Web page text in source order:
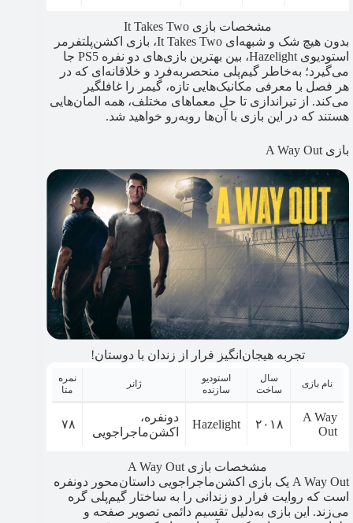
مشخصات بازی It Takes Two
بدون هیچ شک و شبهه‌ای It Takes Two، بازی اکشن‌پلتفرمر
استودیوی Hazelight، بین بهترین بازی‌های دو نفره PS5 جا
می‌گیرد؛ به‌خاطر گیم‌پلی منحصربه‌فرد و خلاقانه‌ای که در
هر فصل با معرفی مکانیک‌هایی تازه، گیمر را غافلگیر
می‌کند. از تیراندازی تا حل معماهای مختلف، همه المان‌هایی
هستند که در این بازی با آن‌ها روبه‌رو خواهید شد.
بازی A Way Out
تجربه هیجان‌انگیز فرار از زندان با دوستان!
نام بازی
سال
ساخت
استودیو
سازنده
ژانر
نمره
متا
A Way
Out
۲۰۱۸ Hazelight
دونفره،
اکشن‌ماجراجویی
۷۸
مشخصات بازی A Way Out
A Way Out یک بازی اکشن‌ماجراجویی داستان‌محور دونفره
است که روایت فرار دو زندانی را به ساختار گیم‌پلی گره
می‌زند. این بازی به‌دلیل تقسیم دائمی تصویر صفحه و